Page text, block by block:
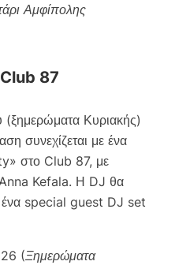
Αμφίπολης
87
Κυριακής)
συνεχίζεται με ένα
στο Club 87, με
Kefala. Η DJ θα
ένα special guest DJ set
(Ξημερώματα